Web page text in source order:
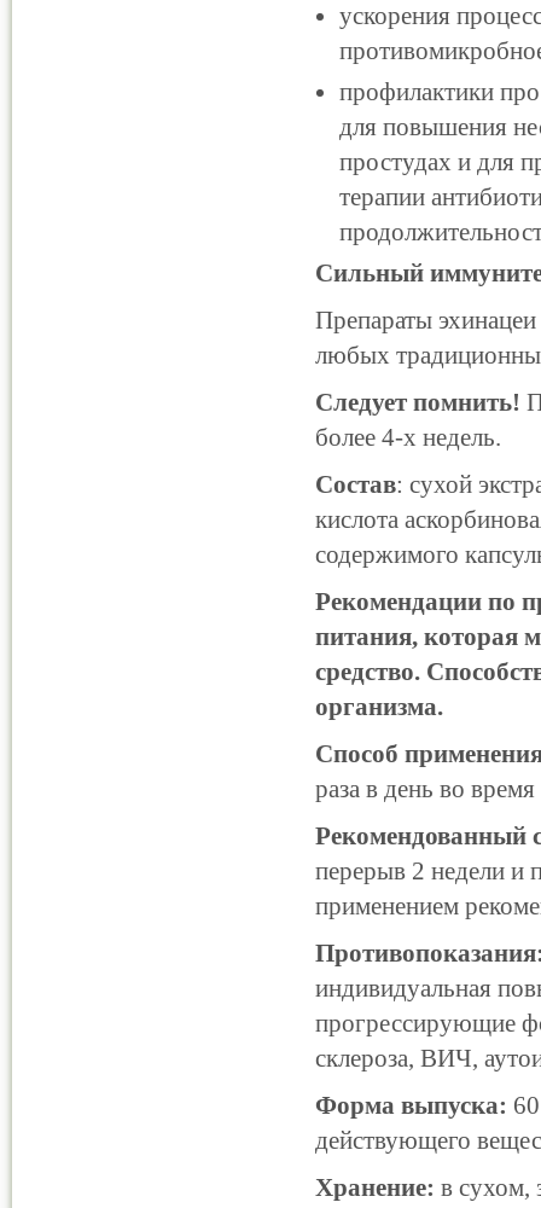
ускорения
профилактики
для повышения
простудах и для
терапии
Сильный
Препараты
любых
Следует помнить!
более 4-х недель.
Состав: сухой
кислота
содержимого
Рекомендации по
питания, которая
средство.
организма.
Способ
раза в день во
Рекомендованный
перерыв 2 недели и
применением
индивидуальная
прогрессирующие
склероза, ВИЧ,
Форма выпуска:
действующего
Хранение: в сухом,